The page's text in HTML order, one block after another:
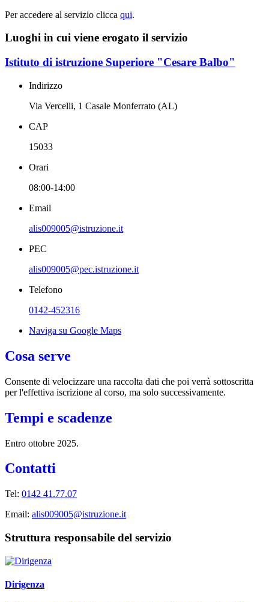
Per accedere al servizio clicca qui.
Luoghi in cui viene erogato il servizio
Istituto di istruzione Superiore "Cesare Balbo"
Indirizzo
Via Vercelli, 1 Casale Monferrato (AL)
CAP
15033
Orari
08:00-14:00
Email
alis009005@istruzione.it
PEC
alis009005@pec.istruzione.it
Telefono
0142-452316
Naviga su Google Maps
Cosa serve
Consente di velocizzare una raccolta dati che poi verrà sottoscritta
per l'effettiva iscrizione al corso, ma solo successivamente.
Tempi e scadenze
Entro ottobre 2025.
Contatti
Tel: 0142 41.77.07
Email: alis009005@istruzione.it
Struttura responsabile del servizio
Dirigenza